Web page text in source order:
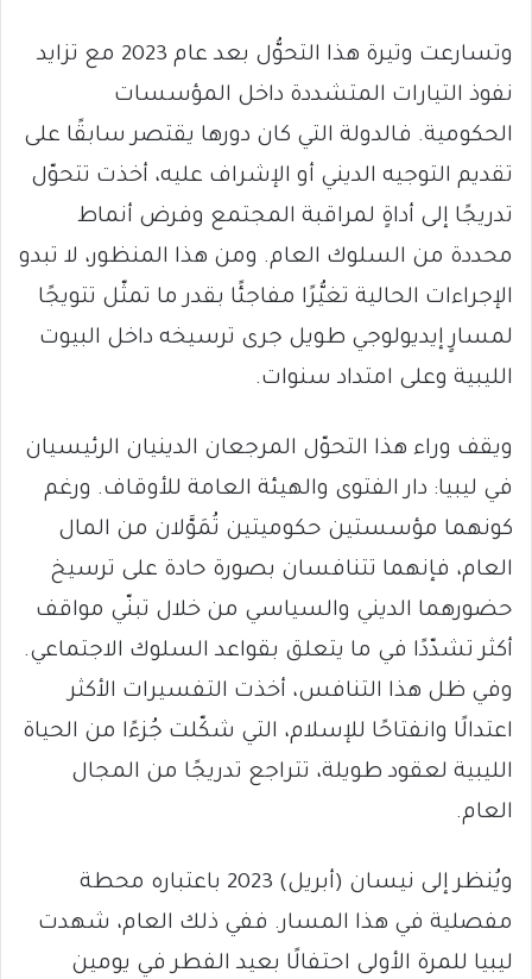
وتسارعت وتيرة هذا التحوُّل بعد عام 2023 مع تزايد
نفوذ التيارات المتشددة داخل المؤسسات
الحكومية. فالدولة التي كان دورها يقتصر سابقًا على
تقديم التوجيه الديني أو الإشراف عليه، أخذت تتحوّل
تدريجًا إلى أداةٍ لمراقبة المجتمع وفرض أنماط
محددة من السلوك العام. ومن هذا المنظور، لا تبدو
الإجراءات الحالية تغيُّرًا مفاجئًا بقدر ما تمثّل تتويجًا
لمسارٍ إيديولوجي طويل جرى ترسيخه داخل البيوت
الليبية وعلى امتداد سنوات.
ويقف وراء هذا التحوّل المرجعان الدينيان الرئيسيان
في ليبيا: دار الفتوى والهيئة العامة للأوقاف. ورغم
كونهما مؤسستين حكوميتين تُمَوَّلان من المال
العام، فإنهما تتنافسان بصورة حادة على ترسيخ
حضورهما الديني والسياسي من خلال تبنّي مواقف
أكثر تشدّدًا في ما يتعلق بقواعد السلوك الاجتماعي.
وفي ظل هذا التنافس، أخذت التفسيرات الأكثر
اعتدالًا وانفتاحًا للإسلام، التي شكّلت جُزءًا من الحياة
الليبية لعقود طويلة، تتراجع تدريجًا من المجال
العام.
ويُنظر إلى نيسان (أبريل) 2023 باعتباره محطة
مفصلية في هذا المسار. ففي ذلك العام، شهدت
ليبيا للمرة الأولى احتفالًا بعيد الفطر في يومين